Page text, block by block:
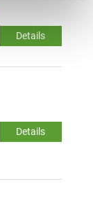
Details
Details